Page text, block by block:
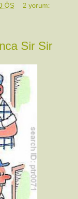
ÖS 2 yorum:
Sir Sir